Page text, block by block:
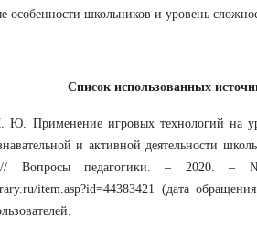
особенности школьников и уровень
Список использованных
Ю. Применение игровых технологий на
и активной деятельности
// Вопросы педагогики. –
item.asp?id=44383421 (дата